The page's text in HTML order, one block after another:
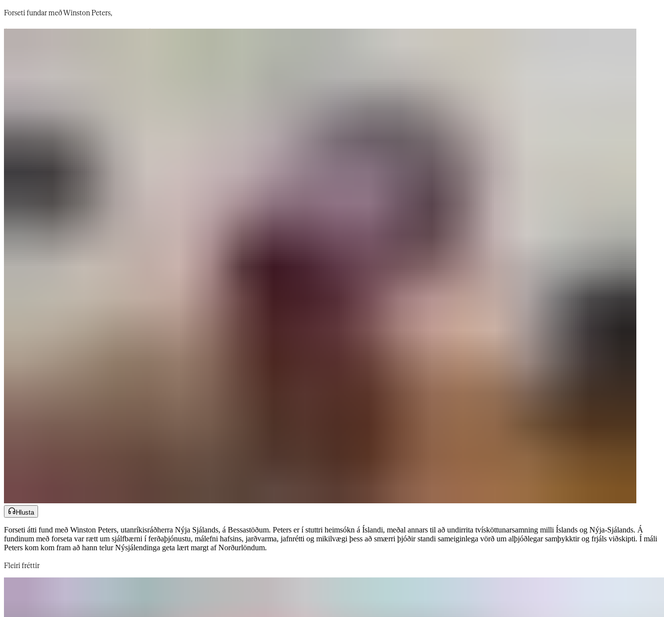
Forseti fundar með Winston Peters,​​​​‌ ‍ ​‍​‍‌‍ ‌ ​‍‌‍‍‌‌‍‌ ‌‍‍‌‌‍ ‍​‍​‍​ ‍‍​‍​‍‌ ​ ‌‍​‌‌‍ ‍‌‍‍‌‌ ‌​‌ ‍‌​‍ ‍‌‍‍‌‌‍ ​‍​‍​‍ ​​‍​‍‌‍‍​‌ ​‍‌‍‌‌‌‍‌‍​‍​‍​ ‍‍​‍​‍‌‍‍​‌ ‌​‌ ‌​‌ ​​‌ ​ ​‍ ​‍ ‌‍‌‍‌‍ ‌ ​‍‌ ​ ‌‍‌‌‌ ‌​‌‍‍‌​‍ ‌‌‍‍‌‌ ​ ‌‍ ​‌‍​‌‌‍ ‍‌‍‌​‌ ​ ​‍ ‍‌ ‌‍‌‍‌‌‌ ​‍‌‍​ ‌‍‌‌‌‍ ​​‍ ‍‌‍​‌‌ ​​‌ ​​​‍ ‌ ​ ‌ ‌​‌ ‌‌‌‍‌​‌‍‍‌‌‍ ​‍ ‌‍‍‌‌‍ ‍‌ ‌​‌‍‌‌‌‍ ‍‌ ‌​​‍ ‌‍‌‌‌‍‌​‌‍‍‌‌ ‌​​‍ ‌‍ ‌‌‍ ‌‍‌​‌‍‌‌​ ‌‌ ​​‌ ​‍‌‍‌‌‌ ​ ‌‍‌‌‌‍ ‍‌ ‌​‌‍​‌‌ ‌​‌‍‍‌‌‍ ‌‍ ‍​ ‍ ‌‍‍‌‌‍‌​​ ‌‌ ​ ‌​‍‌‌​‌​‌‍‍​‌​​‌‌‍‌​‌‍​ ​ ‌‌‌‌‌​‌​​ ‌‌‍​‌‌​ ‌‌‌‌‌​‍‌​ ‌​‌​ ‌​ ​ ‌‌​ ‌‌‌​‌​​‌‌‌‌‍‌​‍​​ ‍ ‌ ‌​‌ ‍‌‌ ​​‌‍‌‌​ ‌‌‍ ‍‌‍‌‌‌ ‌ ‌ ​ ​ ‍ ‌ ​​‌‍​‌‌ ‌​‌‍‍​​ ‌‌‍‌​‌‍‌‌‌ ​ ‌‍​ ‌ ​‍‌‍‍‌‌ ​​‌ ‌​‌‍‍‌‌‍ ‌‍ ‍​ ‌‍​‍‌‍​‌‌ ​ ‌‍‌‌‌‌‌‌‌ ​‍‌‍ ​​ ‌‌‍‍​‌ ‌​‌ ‌​‌ ​​‌ ​ ​‍‌‌​ ​‍‌​‌‍​‍‌‌​ ​‍‌​‌‍‌‍‌‍‌‍ ‌ ​‍‌ ​ ‌‍‌‌‌ ‌​‌‍‍‌​‍ ‌‌‍‍‌‌ ​ ‌‍ ​‌‍​‌‌‍ ‍‌‍‌​‌ ​ ​‍ ‍‌ ‌‍‌‍‌‌‌ ​‍‌‍​ ‌‍‌‌‌‍ ​​‍ ‍‌‍​‌‌ ​​‌ ​​​‍‌‌​ ​‍‌​‌‍‌ ​ ‌ ‌​‌ ‌‌‌‍‌​‌‍‍‌‌‍ ​‍‌‍‌‍‍‌‌‍‌​​ ‌‌ ​ ‌​‍‌‌​‌​‌‍‍​‌​​‌‌‍‌​‌‍​ ​ ‌‌‌‌‌​‌​​ ‌‌‍​‌‌​ ‌‌‌‌‌​‍‌​ ‌​‌​ ‌​ ​ ‌‌​ ‌‌‌​‌​​‌‌‌‌‍‌​‍​​‍‌‍‌ ‌​‌ ‍‌‌ ​​‌‍‌‌​ ‌‌‍ ‍‌‍‌‌‌ ‌ ‌ ​ ​‍‌‍‌ ​​‌‍​‌‌ ‌​‌‍‍​​ ‌‌‍‌​‌‍‌‌‌ ​ ‌‍​ ‌ ​‍‌‍‍‌‌ ​​‌ ‌​‌‍‍‌‌‍ ‌‍ ‍​‍‌‍‌ ​​‌‍‌‌‌ ​‍‌ ​ ‌ ​​‌‍‌‌‌‍​ ‌ ‌​‌‍‍‌‌ ‌‍‌‍‌‌​ ‌‌ ​​‌ ‌‌‌‍​‍‌‍ ​‌‍‍‌‌ ​ ‌‍‍​‌‍‌‌‌‍‌​​‍​‍‌ ‌
Hlusta
Forseti átti fund með Winston Peters, utanríkisráðherra Nýja Sjálands, á Bessastöðum. Peters er í stuttri heimsókn á Íslandi, meðal annars til að undirrita tvísköttunarsamning milli Íslands og Nýja-Sjálands. Á
fundinum með forseta var rætt um sjálfbærni í ferðaþjónustu, málefni hafsins, jarðvarma, jafnrétti og mikilvægi þess að smærri þjóðir standi sameiginlega vörð um alþjóðlegar samþykktir og frjáls viðskipti. Í máli
Peters kom kom fram að hann telur Nýsjálendinga geta lært margt af Norðurlöndum.​​​​‌ ‍ ​‍​‍‌‍ ‌ ​‍‌‍‍‌‌‍‌ ‌‍‍‌‌‍ ‍​‍​‍​ ‍‍​‍​‍‌ ​ ‌‍​‌‌‍ ‍‌‍‍‌‌ ‌​‌ ‍‌​‍ ‍‌‍‍‌‌‍ ​‍​‍​‍ ​​‍​‍‌‍‍​‌ ​‍‌‍‌‌‌‍‌‍​‍​‍​ ‍‍​‍​‍‌‍‍​‌ ‌​‌ ‌​‌ ​​‌ ​ ​‍ ​‍ ‌‍‌‍‌‍ ‌ ​‍‌ ​ ‌‍‌‌‌ ‌​‌‍‍‌​‍ ‌‌‍‍‌‌ ​ ‌‍ ​‌‍​‌‌‍ ‍‌‍‌​‌ ​ ​‍ ‍‌ ‌‍‌‍‌‌‌ ​‍‌‍​ ‌‍‌‌‌‍ ​​‍ ‍‌‍​‌‌ ​​‌ ​​​‍ ‌ ​ ‌ ‌​‌ ‌‌‌‍‌​‌‍‍‌‌‍ ​‍ ‌‍‍‌‌‍ ‍‌ ‌​‌‍‌‌‌‍ ‍‌ ‌​​‍ ‌‍‌‌‌‍‌​‌‍‍‌‌ ‌​​‍ ‌‍ ‌‌‍ ‌‍‌​‌‍‌‌​ ‌‌ ​​‌ ​‍‌‍‌‌‌ ​ ‌‍‌‌‌‍ ‍‌ ‌​‌‍​‌‌ ‌​‌‍‍‌‌‍ ‌‍ ‍​ ‍ ‌‍‍‌‌‍‌​​ ‌‌ ​ ‌​‍‌‌​‌​‌‍‍​‌​​‌‌‍‌​‌‍​ ​ ‌‌‌‌‌​‌​​ ‌‌‍​‌‌​ ‌‌‌‌‌​‍‌​ ‌​‌​ ‌​ ​ ‌‌​ ‌‌‌​‌​​‌‌‌‌‍‌​‍​​ ‍ ‌ ‌​‌ ‍‌‌ ​​‌‍‌‌​ ‌‌‍ ‍‌‍‌‌‌ ‌ ‌ ​ ​ ‍ ‌ ​​‌‍​‌‌ ‌​‌‍‍​​ ‌‌ ​​‌‍​‌‌‍‌ ‌‍‌‌‌​​‍‌ ‌‌‌‍‍‌‌‍ ​‌‍‌​‌‍‌‌‌ ​‍​‍‌‌​ ‌‌‌​​‍‌‌ ‌‍‍ ‌‍‌‌‌ ‍‌​‍‌‌​ ​ ‌​‌​​‍‌‌​ ​ ‌​‌​​‍‌‌​ ​‍​ ​‍‌ ​‍‌‍‍‌‌‍​ ‌‍‍​‌ ‌​‌‍‌‌‌ ‍​‌ ‌​​‍ ‌‌‍​‍‌ ‌ ​ ‌​‌‍ ​‌ ‌ ​ ​​‌‍‍​​ ‍​‌ ‍‍​‍‌‌​ ​‍​ ​‍​‍‌‌​ ‌‌‌​‌​​‍ ‍‌‍​ ‌‍ ‌‍ ‍‌ ‌​‌‍‌‌‌‍ ‍‌ ‌​​‍‌‌​ ‌‌‌​​‍‌‌ ‌‍‍ ‌‍‌‌‌ ‍‌​‍‌‌​ ​ ‌​‌​​‍‌‌​ ​ ‌​‌​​‍‌‌​ ​‍​ ​‍​ ‌ ​ ​​​ ​‌​ ‍​​ ‍‌​ ​ ​ ‍​‌‍‌​‌‍​ ‌‍‌‌​ ​‌‌‍​‍​‍‌‌​ ​‍​ ​‍​‍‌‌​ ‌‌‌​‌​​‍ ‍‌‍​ ‌‍‍​‌‍‍‌‌‍ ​‌‍‌​‌ ​‍‌‍‌‌‌‍ ‍​‍‌‌​ ‌‌‌​​‍‌‌ ‌‍‍ ‌‍‌‌‌ ‍‌​‍‌‌​ ​ ‌​‌​​‍‌‌​ ​ ‌​‌​​‍‌‌​ ​‍​ ​‍‌‍‌‍​ ‍​‌‍​‌​ ​ ‌‍‌‍​ ‌‌​ ​‌‌‍‌‌‌‍‌‍​ ‌​‌‍​ ​ ‌‌​‍‌‌​ ​‍​ ​‍​‍‌‌​ ‌‌‌​‌​​‍ ‍‌ ‌​‌‍‌‌‌ ‍​‌ ‌​​ ‌‍​‍‌‍​‌‌ ​ ‌‍‌‌‌‌‌‌‌ ​‍‌‍ ​​ ‌‌‍‍​‌ ‌​‌ ‌​‌ ​​‌ ​ ​‍‌‌​ ​‍‌​‌‍​‍‌‌​ ​‍‌​‌‍‌‍‌‍‌‍ ‌ ​‍‌ ​ ‌‍‌‌‌ ‌​‌‍‍‌​‍ ‌‌‍‍‌‌ ​ ‌‍ ​‌‍​‌‌‍ ‍‌‍‌​‌ ​ ​‍ ‍‌ ‌‍‌‍‌‌‌ ​‍‌‍​ ‌‍‌‌‌‍ ​​‍ ‍‌‍​‌‌ ​​‌ ​​​‍‌‌​ ​‍‌​‌‍‌ ​ ‌ ‌​‌ ‌‌‌‍‌​‌‍‍‌‌‍ ​‍‌‍‌‍‍‌‌‍‌​​ ‌‌ ​ ‌​‍‌‌​‌​‌‍‍​‌​​‌‌‍‌​‌‍​ ​ ‌‌‌‌‌​‌​​ ‌‌‍​‌‌​ ‌‌‌‌‌​‍‌​ ‌​‌​ ‌​ ​ ‌‌​ ‌‌‌​‌​​‌‌‌‌‍‌​‍​​‍‌‍‌ ‌​‌ ‍‌‌ ​​‌‍‌‌​ ‌‌‍ ‍‌‍‌‌‌ ‌ ‌ ​ ​‍‌‍‌ ​​‌‍​‌‌ ‌​‌‍‍​​ ‌‌ ​​‌‍​‌‌‍‌ ‌‍‌‌‌​​‍‌ ‌‌‌‍‍‌‌‍ ​‌‍‌​‌‍‌‌‌ ​‍​‍‌‌​ ‌‌‌​​‍‌‌ ‌‍‍ ‌‍‌‌‌ ‍‌​‍‌‌​ ​ ‌​‌​​‍‌‌​ ​ ‌​‌​​‍‌‌​ ​‍​ ​‍‌ ​‍‌‍‍‌‌‍​ ‌‍‍​‌ ‌​‌‍‌‌‌ ‍​‌ ‌​​‍ ‌‌‍​‍‌ ‌ ​ ‌​‌‍ ​‌ ‌ ​ ​​‌‍‍​​ ‍​‌ ‍‍​‍‌‌​ ​‍​ ​‍​‍‌‌​ ‌‌‌​‌​​‍ ‍‌‍​ ‌‍ ‌‍ ‍‌ ‌​‌‍‌‌‌‍ ‍‌ ‌​​‍‌‌​ ‌‌‌​​‍‌‌ ‌‍‍ ‌‍‌‌‌ ‍‌​‍‌‌​ ​ ‌​‌​​‍‌‌​ ​ ‌​‌​​‍‌‌​ ​‍​ ​‍​ ‌ ​ ​​​ ​‌​ ‍​​ ‍‌​ ​ ​ ‍​‌‍‌​‌‍​ ‌‍‌‌​ ​‌‌‍​‍​‍‌‌​ ​‍​ ​‍​‍‌‌​ ‌‌‌​‌​​‍ ‍‌‍​ ‌‍‍​‌‍‍‌‌‍ ​‌‍‌​‌ ​‍‌‍‌‌‌‍ ‍​‍‌‌​ ‌‌‌​​‍‌‌ ‌‍‍ ‌‍‌‌‌ ‍‌​‍‌‌​ ​ ‌​‌​​‍‌‌​ ​ ‌​‌​​‍‌‌​ ​‍​ ​‍‌‍‌‍​ ‍​‌‍​‌​ ​ ‌‍‌‍​ ‌‌​ ​‌‌‍‌‌‌‍‌‍​ ‌​‌‍​ ​ ‌‌​‍‌‌​ ​‍​ ​‍​‍‌‌​ ‌‌‌​‌​​‍ ‍‌ ‌​‌‍‌‌‌ ‍​‌ ‌​​‍‌‍‌ ​​‌‍‌‌‌ ​‍‌ ​ ‌ ​​‌‍‌‌‌‍​ ‌ ‌​‌‍‍‌‌ ‌‍‌‍‌‌​ ‌‌ ​​‌ ‌‌‌‍​‍‌‍ ​‌‍‍‌‌ ​ ‌‍‍​‌‍‌‌‌‍‌​​‍​‍‌ ‌
Fleiri fréttir